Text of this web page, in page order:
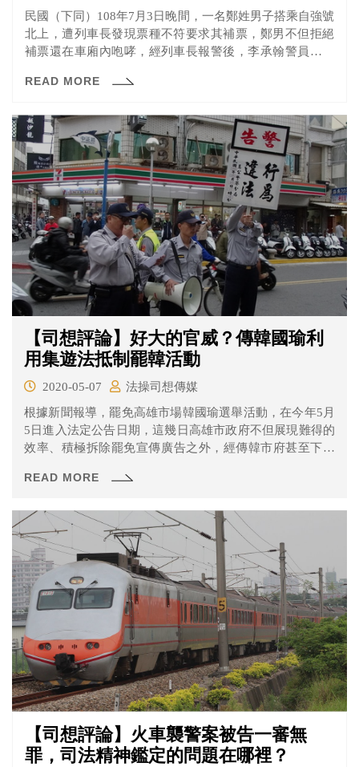
民國（下同）108年7月3日晚間，一名鄭姓男子搭乘自強號
北上，遭列車長發現票種不符要求其補票，鄭男不但拒絕
補票還在車廂內咆哮，經列車長報警後，李承翰警員由嘉
刺中李承翰警員，當下李承翰警員為顧及列車上其他乘客
職。
READ MORE
【司想評論】好大的官威？傳韓國瑜利
用集遊法抵制罷韓活動
2020-05-07
法操司想傳媒
根據新聞報導，罷免高雄市場韓國瑜選舉活動，在今年5月
5日進入法定公告日期，這幾日高雄市政府不但展現難得的
效率、積極拆除罷免宣傳廣告之外，經傳韓市府甚至下令
街頭等行為，將會以《集會遊行法》管制，若沒事先申請
什麼法律上的問題產生？
READ MORE
【司想評論】火車襲警案被告一審無
罪，司法精神鑑定的問題在哪裡？